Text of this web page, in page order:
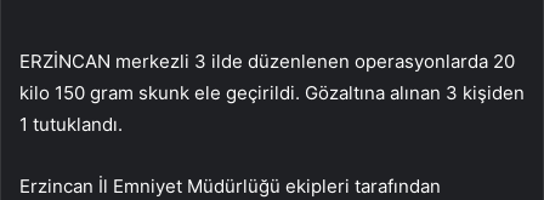
ERZİNCAN merkezli 3 ilde düzenlenen operasyonlarda 20
kilo 150 gram skunk ele geçirildi. Gözaltına alınan 3 kişiden
1 tutuklandı.
Erzincan İl Emniyet Müdürlüğü ekipleri tarafından